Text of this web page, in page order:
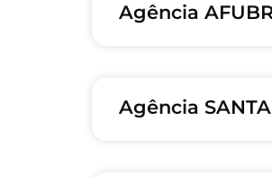
Agência
Agência